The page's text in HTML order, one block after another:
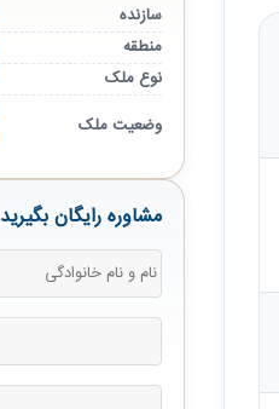
سازنده
منطقه
نوع ملک
وضعیت ملک
مشاوره رایگان بگیرید